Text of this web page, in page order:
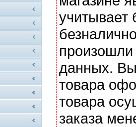
учитывает
данных. Вы
товара
товара
заказа